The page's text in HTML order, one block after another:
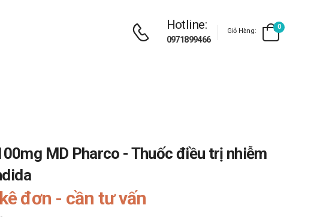
Hotline:
0971899466
Giỏ Hàng:
0
MD Pharco - Thuốc điều trị nhiễm
đơn - cần tư vấn